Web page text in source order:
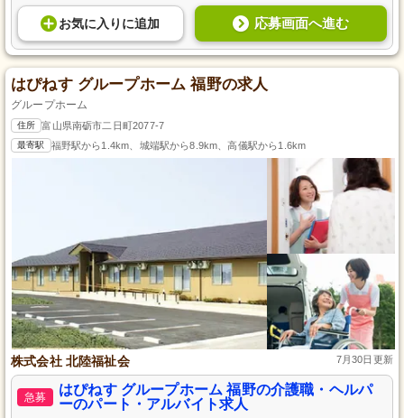
お気に入り に追加 応募画面へ進む
はぴねす グループホーム 福野の求人
グループホーム
住所 富山県南砺市二日町2077-7
最寄駅 福野駅から1.4km、城端駅から8.9km、高儀駅から1.6km
株式会社 北陸福祉会 7月30日更新
急募
はぴねす グループホーム 福野の介護職・ヘルパ
ーのパート・アルバイト求人